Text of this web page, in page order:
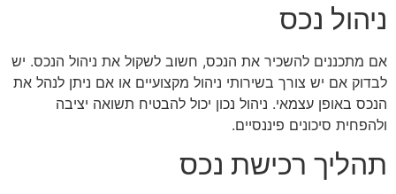
ניהול נכס
אם מתכננים להשכיר את הנכס, חשוב לשקול את ניהול הנכס. יש
לבדוק אם יש צורך בשירותי ניהול מקצועיים או אם ניתן לנהל את
הנכס באופן עצמאי. ניהול נכון יכול להבטיח תשואה יציבה
ולהפחית סיכונים פיננסיים.
תהליך רכישת נכס